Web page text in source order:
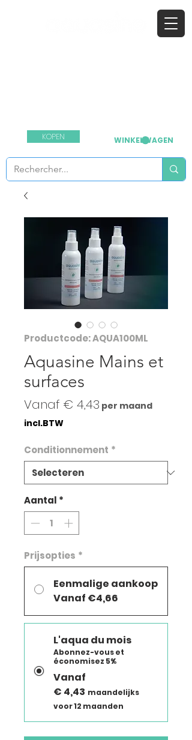
KOPEN WINKELWAGEN
Productcode: AQUA100ML
Aquasine Mains et
surfaces
Vanaf € 4,43Verkoopprijs
per maand
incl.BTW
Conditionnement *
Aantal *
Prijsopties *
Eenmalige aankoop
Vanaf €4,66
L'aqua du mois
Abonnez-vous et
économisez 5%
Vanaf
€ 4,43 maandelijks
voor 12 maanden